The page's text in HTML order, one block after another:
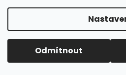
Odmítnout
NUK
O.B.
OASIS